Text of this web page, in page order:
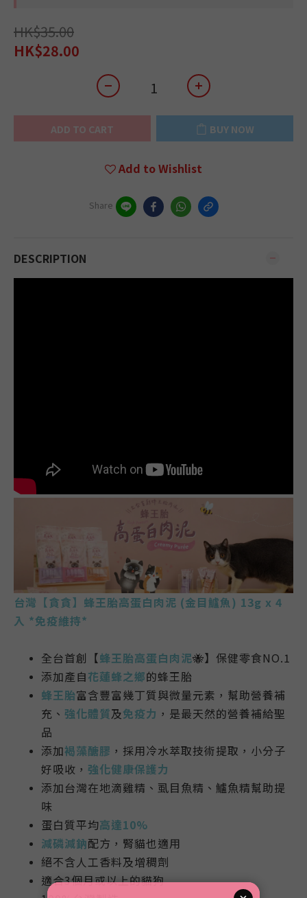
HK$35.00
HK$28.00
ADD TO CART BUY NOW
Add to Wishlist
Share
DESCRIPTION
台灣【貪貪】蜂王胎高蛋白肉泥 (金目鱸魚) 13g x 4
入 *免疫維持*
全台首創【蜂王胎高蛋白肉泥🐝】 保健零食NO.1
添加產自花蓮蜂之鄉的蜂王胎
蜂王胎富含豐富幾丁質與微量元素，幫助營養補
充、 強化體質及免疫力 ，是最天然的營養補給聖
品
添加褐藻醣膠 ，採用冷水萃取技術提取，小分子
好吸收， 強化健康保護力
添加台灣在地滴雞精、虱目魚精、鱸魚精幫助提
味
蛋白質平均高達10%
減磷減鈉配方，腎貓也適用
絕不含人工香料及增稠劑
適合3個月或以上的貓狗